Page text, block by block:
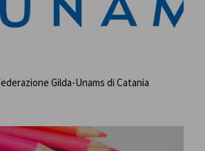
Gilda-Unams di Catania